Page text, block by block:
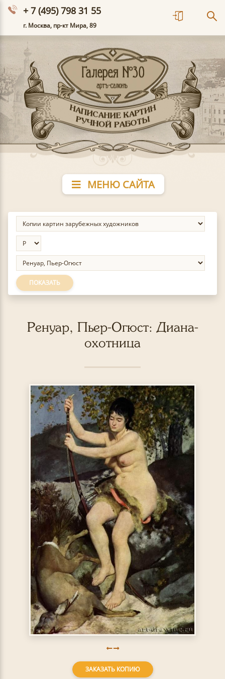
+ 7 (495) 798 31 55
г. Москва, пр-кт Мира, 89
МЕНЮ САЙТА
ПОКАЗАТЬ
Ренуар, Пьер-Огюст: Диана-
охотница
ЗАКАЗАТЬ КОПИЮ